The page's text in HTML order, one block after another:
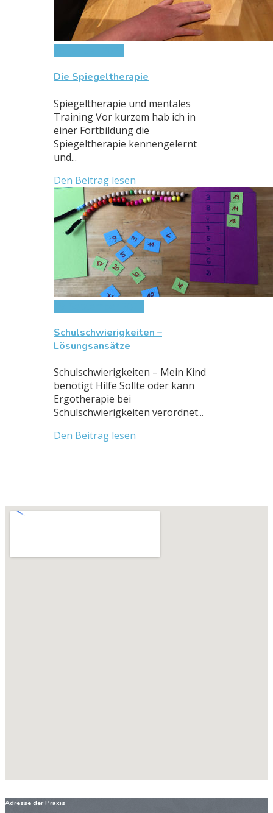
Die Spiegeltherapie
Spiegeltherapie und mentales
Training Vor kurzem hab ich in
einer Fortbildung die
Spiegeltherapie kennengelernt
und...
Den Beitrag lesen
Schulschwierigkeiten –
Lösungsansätze
Schulschwierigkeiten – Mein Kind
benötigt Hilfe Sollte oder kann
Ergotherapie bei
Schulschwierigkeiten verordnet...
Den Beitrag lesen
Adresse der Praxis